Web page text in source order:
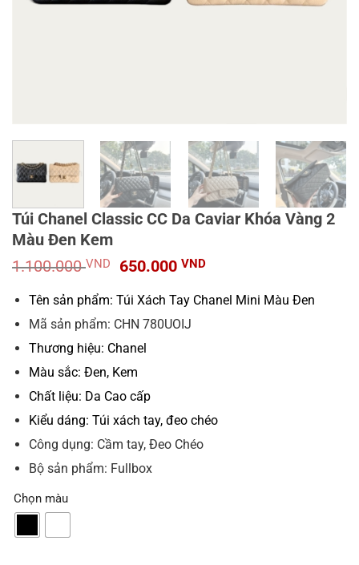
Túi Chanel Classic CC Da Caviar Khóa Vàng 2
Màu Đen Kem
1.100.000VND
Giá
là:
1.100.000 VND.
650.000 VNDGiá
tại
Tên sản phẩm: Túi Xách Tay Chanel Mini Màu Đen
Mã sản phẩm: CHN 780UOIJ
Thương hiệu: Chanel
Màu sắc: Đen, Kem
Chất liệu: Da Cao cấp
Kiểu dáng: Túi xách tay, đeo chéo
Công dụng: Cầm tay, Đeo Chéo
Bộ sản phẩm: Fullbox
Chọn màu